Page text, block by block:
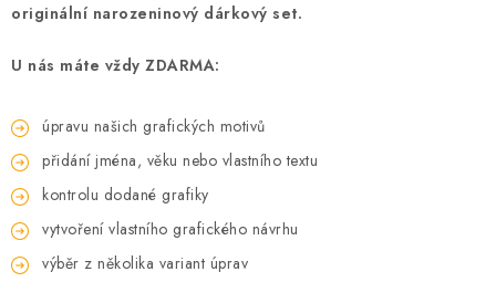
originální narozeninový dárkový set.
U nás máte vždy ZDARMA:
úpravu našich grafických motivů
přidání jména, věku nebo vlastního textu
kontrolu dodané grafiky
vytvoření vlastního grafického návrhu
výběr z několika variant úprav